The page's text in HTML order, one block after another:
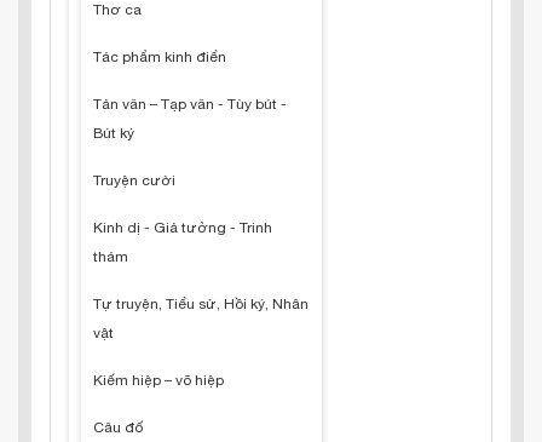
Thơ ca
Tác phẩm kinh điển
Tản văn – Tạp văn - Tùy bút -
Bút ký
Truyện cười
Kinh dị - Giả tưởng - Trinh
thám
Tự truyện, Tiểu sử, Hồi ký, Nhân
vật
Kiếm hiệp – võ hiệp
Câu đố